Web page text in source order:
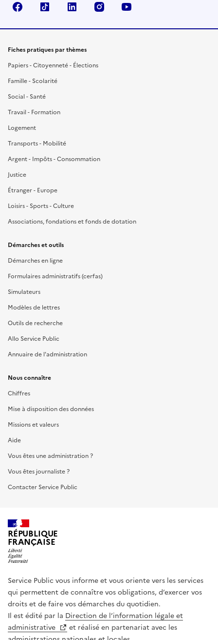
FacebookTikTok LinkedIn Instagram
Fiches pratiques par thèmes
Papiers - Citoyenneté - Élections
Famille - Scolarité
Social - Santé
Travail - Formation
Logement
Transports - Mobilité
Argent - Impôts - Consommation
Justice
Étranger - Europe
Loisirs - Sports - Culture
Associations, fondations et fonds de dotation
Démarches et outils
Démarches en ligne
Formulaires administratifs (cerfas)
Simulateurs
Modèles de lettres
Outils de recherche
Allo Service Public
Annuaire de l'administration
Nous connaître
Chiffres
Mise à disposition des données
Missions et valeurs
Aide
Vous êtes une administration ?
Vous êtes journaliste ?
Contacter Service Public
RÉPUBLIQUE
FRANÇAISE
Service Public vous informe et vous oriente vers les services
qui permettent de connaître vos obligations, d’exercer vos
droits et de faire vos démarches du quotidien.
Il est édité par la Direction de l’information légale et
administrative
et réalisé en partenariat avec les